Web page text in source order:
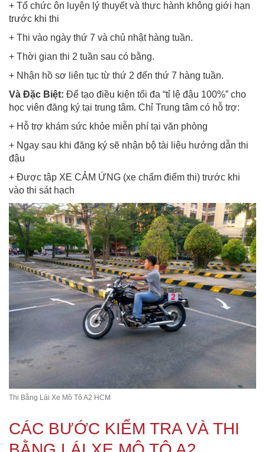
+ Tổ chức ôn luyện lý thuyết và thực hành không giới hạn
trước khi thi
+ Thi vào ngày thứ 7 và chủ nhật hàng tuần.
+ Thời gian thi 2 tuần sau có bằng.
+ Nhận hồ sơ liên tục từ thứ 2 đến thứ 7 hàng tuần.
Và Đặc Biệt: Để tạo điều kiện tối đa “tỉ lệ đậu 100%” cho
học viên đăng ký tại trung tâm. Chỉ Trung tâm có hỗ trợ:
+ Hỗ trợ khám sức khỏe miễn phí tại văn phòng
+ Ngay sau khi đăng ký sẽ nhận bộ tài liệu hướng dẫn thi
đậu
+ Được tập XE CẢM ỨNG (xe chấm điểm thi) trước khi
vào thi sát hạch
Thi Bằng Lái Xe Mô Tô A2 HCM
CÁC BƯỚC KIỂM TRA VÀ THI